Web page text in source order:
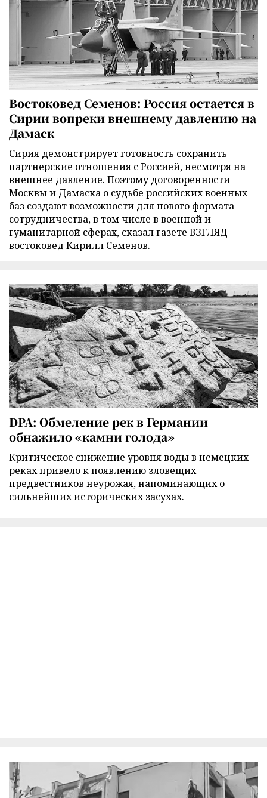
Востоковед Семенов: Россия остается в
Сирии вопреки внешнему давлению на
Дамаск
Сирия демонстрирует готовность сохранить
партнерские отношения с Россией, несмотря на
внешнее давление. Поэтому договоренности
Москвы и Дамаска о судьбе российских военных
баз создают возможности для нового формата
сотрудничества, в том числе в военной и
гуманитарной сферах, сказал газете ВЗГЛЯД
востоковед Кирилл Семенов.
DPA: Обмеление рек в Германии
обнажило «камни голода»
Критическое снижение уровня воды в немецких
реках привело к появлению зловещих
предвестников неурожая, напоминающих о
сильнейших исторических засухах.